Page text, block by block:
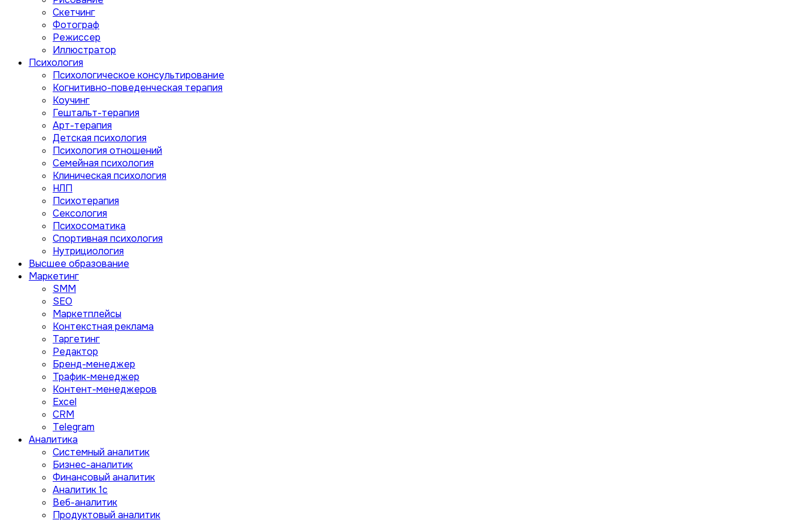
Скетчинг
Фотограф
Режиссер
Иллюстратор
Психология
Психологическое консультирование
Когнитивно-поведенческая терапия
Коучинг
Гештальт-терапия
Арт-терапия
Детская психология
Психология отношений
Семейная психология
Клиническая психология
НЛП
Психотерапия
Сексология
Психосоматика
Спортивная психология
Нутрициология
Высшее образование
Маркетинг
SMM
SEO
Маркетплейсы
Контекстная реклама
Таргетинг
Редактор
Бренд-менеджер
Трафик-менеджер
Контент-менеджеров
Excel
CRM
Telegram
Аналитика
Системный аналитик
Бизнес-аналитик
Финансовый аналитик
Aналитик 1с
Веб-аналитик
Продуктовый аналитик